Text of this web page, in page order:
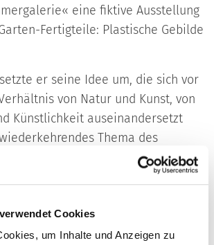
Cookies
um Inhalte und Anzeigen zu
eine fiktive Ausstellung
Fertigteile: Plastische Gebilde
er seine Idee um, die sich vor
von Natur und Kunst, von
Künstlichkeit auseinandersetzt
Thema des
ist. Vor dem unnatürlichen, weil
platzierte er ein bizarres
der Menschen nach einer
See mit einem Bachlauf –